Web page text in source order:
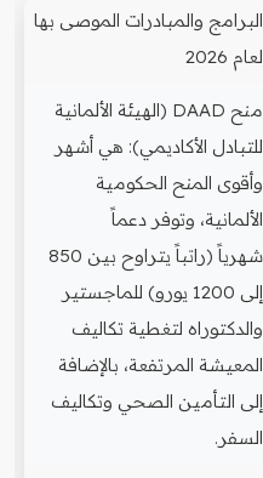
البرامج والمبادرات الموصى بها
لعام 2026
منح DAAD (الهيئة الألمانية
للتبادل الأكاديمي): هي أشهر
وأقوى المنح الحكومية
الألمانية، وتوفر دعماً
شهرياً (راتباً يتراوح بين 850
إلى 1200 يورو) للماجستير
والدكتوراه لتغطية تكاليف
المعيشة المرتفعة، بالإضافة
إلى التأمين الصحي وتكاليف
السفر.